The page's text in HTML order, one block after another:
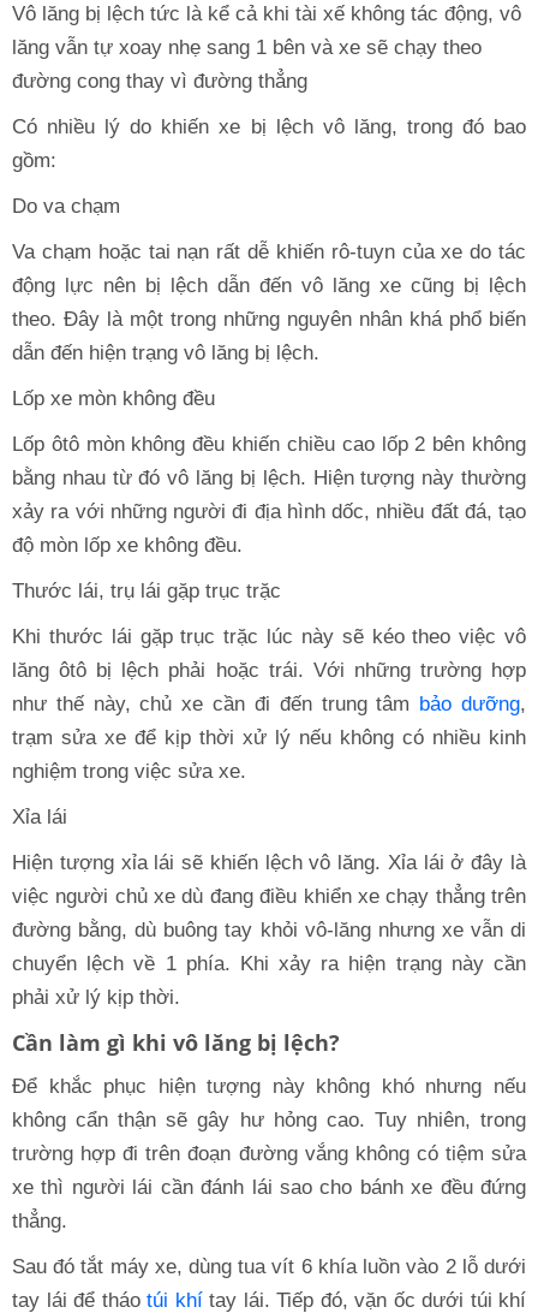
Vô lăng bị lệch tức là kể cả khi tài xế không tác động, vô
lăng vẫn tự xoay nhẹ sang 1 bên và xe sẽ chạy theo
đường cong thay vì đường thẳng
Có nhiều lý do khiến xe bị lệch vô lăng, trong đó bao
gồm:
Do va chạm
Va chạm hoặc tai nạn rất dễ khiến rô-tuyn của xe do tác
động lực nên bị lệch dẫn đến vô lăng xe cũng bị lệch
theo. Đây là một trong những nguyên nhân khá phổ biến
dẫn đến hiện trạng vô lăng bị lệch.
Lốp xe mòn không đều
Lốp ôtô mòn không đều khiến chiều cao lốp 2 bên không
bằng nhau từ đó vô lăng bị lệch. Hiện tượng này thường
xảy ra với những người đi địa hình dốc, nhiều đất đá, tạo
độ mòn lốp xe không đều.
Thước lái, trụ lái gặp trục trặc
Khi thước lái gặp trục trặc lúc này sẽ kéo theo việc vô
lăng ôtô bị lệch phải hoặc trái. Với những trường hợp
như thế này, chủ xe cần đi đến trung tâm bảo dưỡng,
trạm sửa xe để kịp thời xử lý nếu không có nhiều kinh
nghiệm trong việc sửa xe.
Xỉa lái
Hiện tượng xỉa lái sẽ khiến lệch vô lăng. Xỉa lái ở đây là
việc người chủ xe dù đang điều khiển xe chạy thẳng trên
đường bằng, dù buông tay khỏi vô-lăng nhưng xe vẫn di
chuyển lệch về 1 phía. Khi xảy ra hiện trạng này cần
phải xử lý kịp thời.
Cần làm gì khi vô lăng bị lệch?
Để khắc phục hiện tượng này không khó nhưng nếu
không cẩn thận sẽ gây hư hỏng cao. Tuy nhiên, trong
trường hợp đi trên đoạn đường vắng không có tiệm sửa
xe thì người lái cần đánh lái sao cho bánh xe đều đứng
thẳng.
Sau đó tắt máy xe, dùng tua vít 6 khía luồn vào 2 lỗ dưới
tay lái để tháo túi khítay lái. Tiếp đó, vặn ốc dưới túi khí